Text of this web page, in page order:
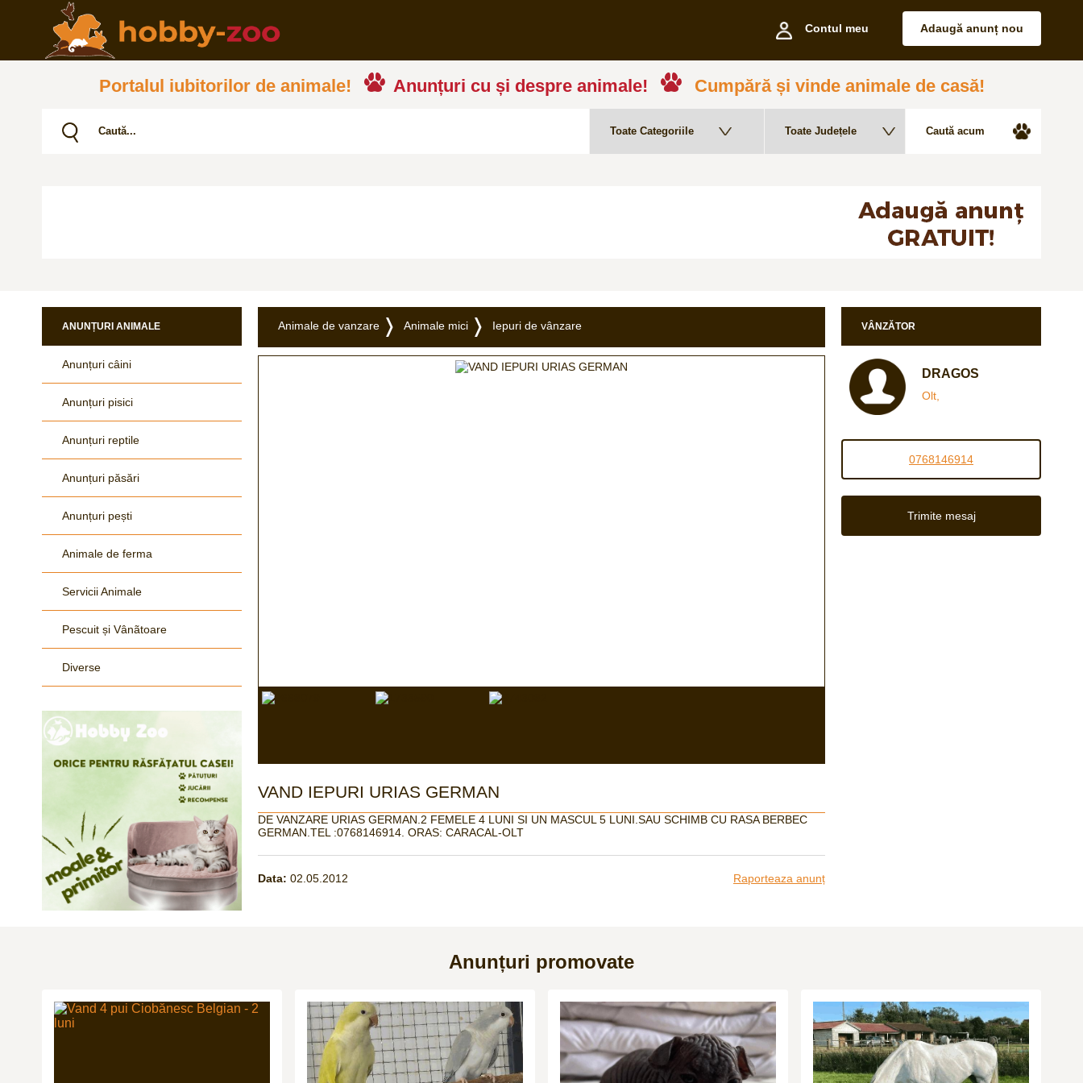
Contul meu Adaugă anunț nou
Portalul iubitorilor de animale! Anunțuri cu și despre animale! Cumpără și vinde animale de casă!
ANUNȚURI ANIMALE
Anunțuri câini
Anunțuri pisici
Anunțuri reptile
Anunțuri păsări
Anunțuri pești
Animale de ferma
Servicii Animale
Pescuit și Vânãtoare
Diverse
Animale de vanzare Animale mici Iepuri de vânzare
VAND IEPURI URIAS GERMAN
DE VANZARE URIAS GERMAN.2 FEMELE 4 LUNI SI UN MASCUL 5 LUNI.SAU SCHIMB CU RASA BERBEC
GERMAN.TEL :0768146914. ORAS: CARACAL-OLT
Data: 02.05.2012 Raporteaza anunț
VÂNZĂTOR
DRAGOS
Olt,
0768146914
Trimite mesaj
Anunțuri promovate